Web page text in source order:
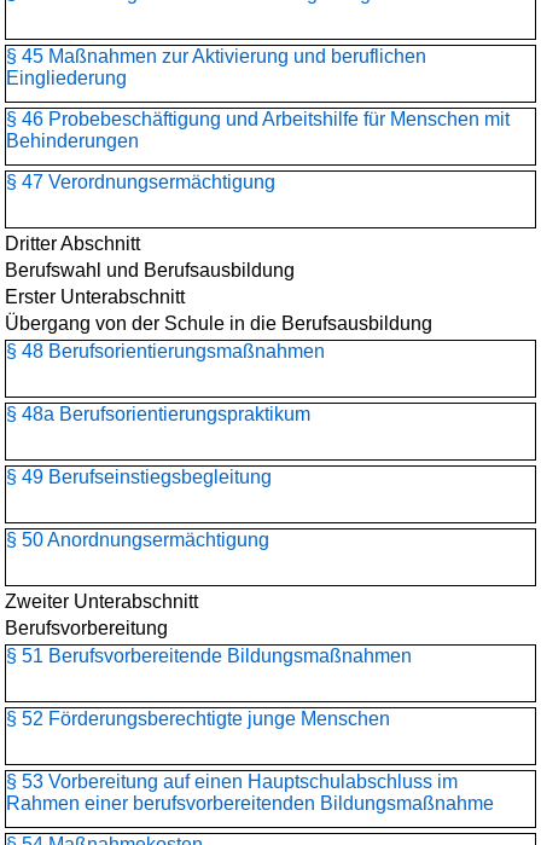
§ 45 Maßnahmen zur Aktivierung und beruflichen
Eingliederung
§ 46 Probebeschäftigung und Arbeitshilfe für Menschen mit
Behinderungen
§ 47 Verordnungsermächtigung
Dritter Abschnitt
Berufswahl und Berufsausbildung
Erster Unterabschnitt
Übergang von der Schule in die Berufsausbildung
§ 48 Berufsorientierungs­maßnahmen
§ 48a Berufsorientierungspraktikum
§ 49 Berufseinstiegsbegleitung
§ 50 Anordnungsermächtigung
Zweiter Unterabschnitt
Berufsvorbereitung
§ 51 Berufsvorbereitende Bildungsmaßnahmen
§ 52 Förderungsberechtigte junge Menschen
§ 53 Vorbereitung auf einen Hauptschulabschluss im
Rahmen einer berufsvorbereitenden Bildungsmaßnahme